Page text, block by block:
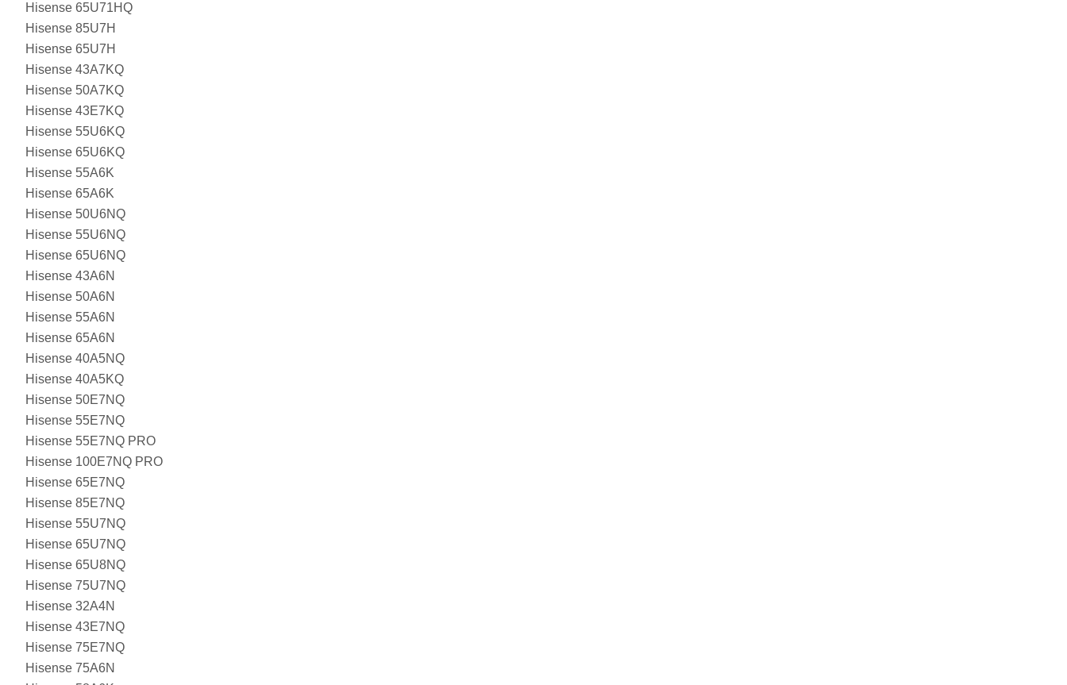
Hisense 65U71HQ
Hisense 85U7H
Hisense 65U7H
Hisense 43A7KQ
Hisense 50A7KQ
Hisense 43E7KQ
Hisense 55U6KQ
Hisense 65U6KQ
Hisense 55A6K
Hisense 65A6K
Hisense 50U6NQ
Hisense 55U6NQ
Hisense 65U6NQ
Hisense 43A6N
Hisense 50A6N
Hisense 55A6N
Hisense 65A6N
Hisense 40A5NQ
Hisense 40A5KQ
Hisense 50E7NQ
Hisense 55E7NQ
Hisense 55E7NQ PRO
Hisense 100E7NQ PRO
Hisense 65E7NQ
Hisense 85E7NQ
Hisense 55U7NQ
Hisense 65U7NQ
Hisense 65U8NQ
Hisense 75U7NQ
Hisense 32A4N
Hisense 43E7NQ
Hisense 75E7NQ
Hisense 75A6N